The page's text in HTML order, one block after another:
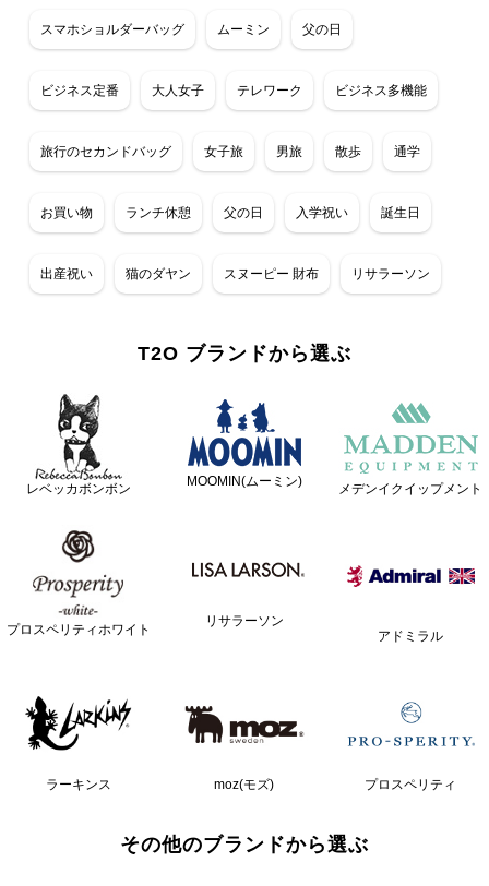
スマホショルダーバッグ ムーミン 父の日
ビジネス定番 大人女子 テレワーク ビジネス多機能
旅行のセカンドバッグ 女子旅 男旅 散歩 通学
お買い物 ランチ休憩 父の日 入学祝い 誕生日
出産祝い 猫のダヤン スヌーピー 財布 リサラーソン
T2O ブランドから選ぶ
レベッカボンボン MOOMIN(ムーミン) メデンイクイップメント
プロスペリティホワイト
リサラーソン
アドミラル
ラーキンス moz(モズ) プロスペリティ
その他のブランドから選ぶ